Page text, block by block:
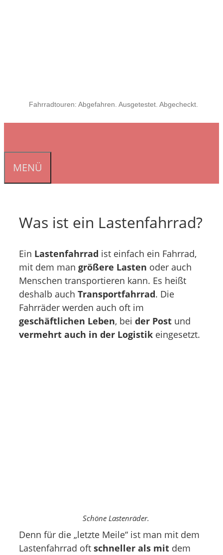
Fahrradtouren: Abgefahren. Ausgetestet. Abgecheckt.
MENÜ
Was ist ein Lastenfahrrad?
Ein Lastenfahrrad ist einfach ein Fahrrad,
mit dem man größere Lasten oder auch
Menschen transportieren kann. Es heißt
deshalb auch Transportfahrrad. Die
Fahrräder werden auch oft im
geschäftlichen Leben, bei der Post und
vermehrt auch in der Logistik eingesetzt.
Schöne Lastenräder.
Denn für die „letzte Meile“ ist man mit dem
Lastenfahrrad oft schneller als mit dem